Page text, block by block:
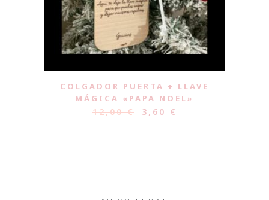
COLGADOR PUERTA + LLAVE
MÁGICA «PAPA NOEL»
12,00€ 3,60 €